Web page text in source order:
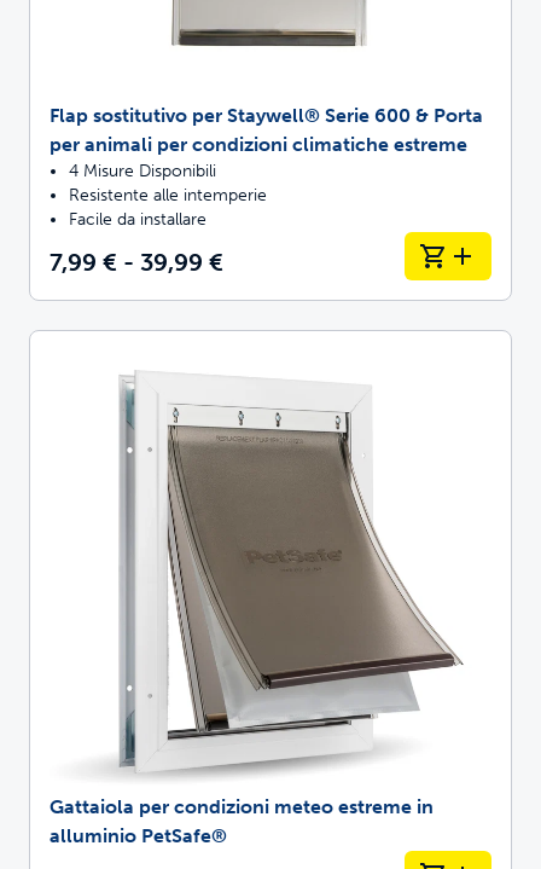
Flap sostitutivo per Staywell® Serie 600 & Porta
per animali per condizioni climatiche estreme
4 Misure Disponibili
Resistente alle intemperie
Facile da installare
7,99 € - 39,99 €
Gattaiola per condizioni meteo estreme in
alluminio PetSafe®